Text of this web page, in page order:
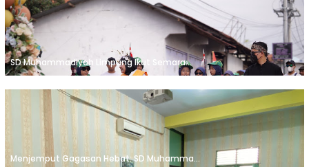
SD Muhammadiyah Limpung Ikut Semara...
Menjemput Gagasan Hebat: SD Muhamma...